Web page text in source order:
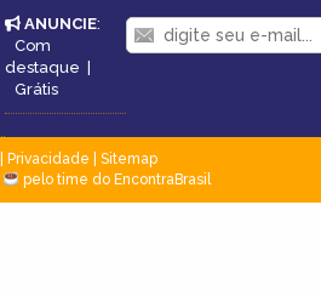
ANUNCIE:
Com
destaque |
Grátis
Privacidade
Sitemap
pelo time do EncontraBrasil